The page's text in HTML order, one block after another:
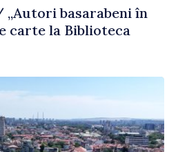
basarabeni în
carte la Biblioteca